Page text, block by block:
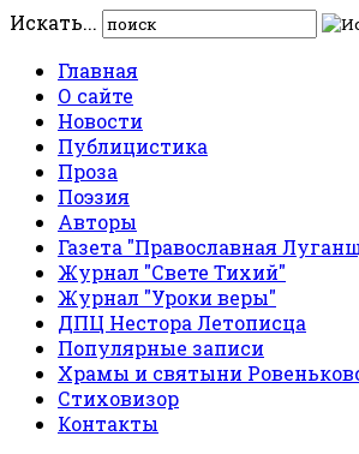
Искать...
Главная
О сайте
Новости
Публицистика
Проза
Поэзия
Авторы
Газета "Православная
Журнал "Свете Тихий"
Журнал "Уроки веры"
ДПЦ Нестора Летописца
Популярные записи
Храмы и святыни
Стиховизор
Контакты